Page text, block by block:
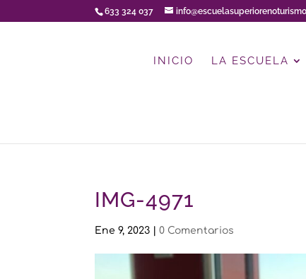
633 324 037
INICIO LA ESCUELA
IMG-4971
Ene 9, 2023 |0 Comentarios